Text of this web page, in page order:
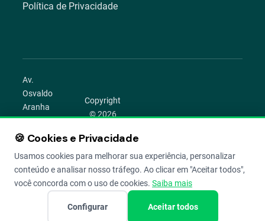
Política de Privacidade
Av.
Osvaldo
Aranha
1022 –
Bom
Porto
Alegre –
RS
Copyright
© 2026
Todos os
direitos
reservados.
🍪 Cookies e Privacidade
Usamos cookies para melhorar sua experiência, personalizar
conteúdo e analisar nosso tráfego. Ao clicar em "Aceitar todos",
você concorda com o uso de cookies. Saiba mais
Configurar Aceitar todos